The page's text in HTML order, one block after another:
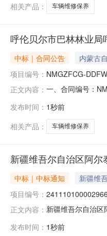
相关产品：
车辆维修保养
呼伦贝尔市巴林林业
中标｜合同公告 内蒙古
项目编号： NMGZFCG-
正文内容： 一、合同编号：
局联系方式：
发布时间： 1秒前
相关产品：
车辆维修保养
新疆维吾尔自治区阿
中标｜中标通知 新疆维
项目编号：
正文内容： 新疆维吾尔自治
购计划文号:采购
发布时间： 1秒前